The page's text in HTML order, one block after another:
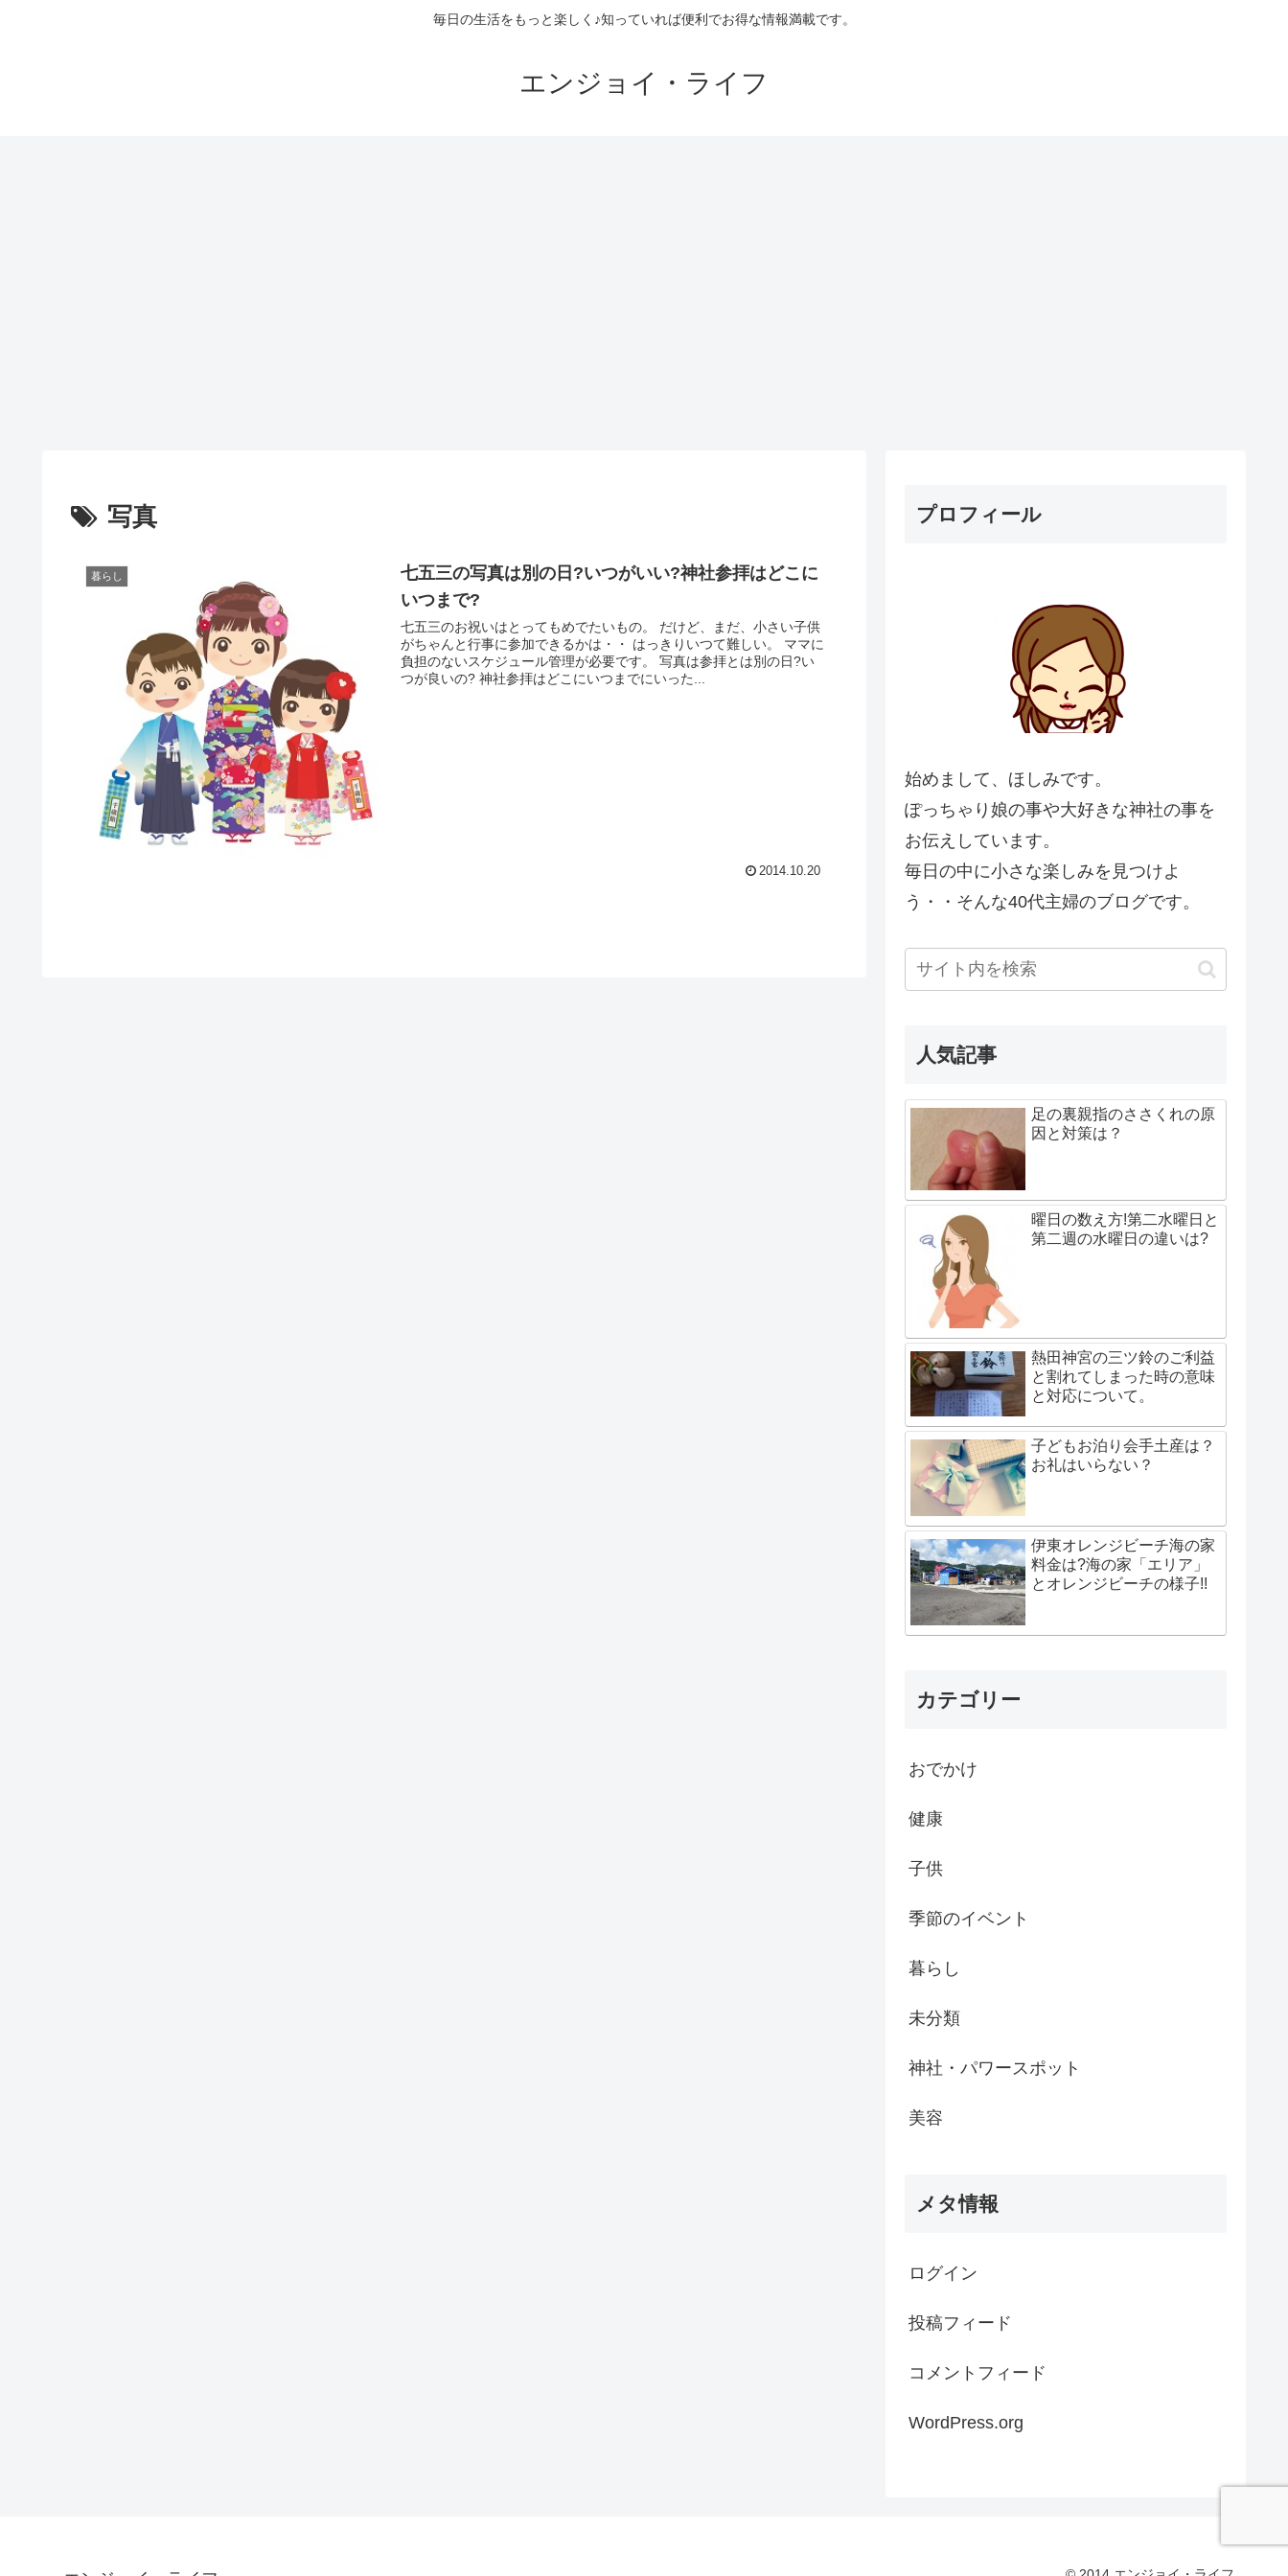
毎日の生活をもっと楽しく♪知っていれば便利でお得な情報満載です。
エンジョイ・ライフ
写真
暮らし
七五三の写真は別の日?いつがいい?神社参拝はどこに
いつまで?
七五三のお祝いはとってもめでたいもの。 だけど、まだ、小さい子供
がちゃんと行事に参加できるかは・・ はっきりいつて難しい。 ママに
負担のないスケジュール管理が必要です。 写真は参拝とは別の日?い
つが良いの? 神社参拝はどこにいつまでにいった...
2014.10.20
プロフィール
始めまして、ほしみです。
ぽっちゃり娘の事や大好きな神社の事を
お伝えしています。
毎日の中に小さな楽しみを見つけよ
う・・そんな40代主婦のブログです。
人気記事
足の裏親指のささくれの原
因と対策は？
曜日の数え方!第二水曜日と
第二週の水曜日の違いは?
熱田神宮の三ツ鈴のご利益
と割れてしまった時の意味
と対応について。
子どもお泊り会手土産は？
お礼はいらない？
伊東オレンジビーチ海の家
料金は?海の家「エリア」
とオレンジビーチの様子!!
カテゴリー
おでかけ
健康
子供
季節のイベント
暮らし
未分類
神社・パワースポット
美容
メタ情報
ログイン
投稿フィード
コメントフィード
WordPress.org